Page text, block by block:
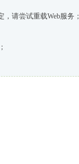
请尝试重载Web服务；